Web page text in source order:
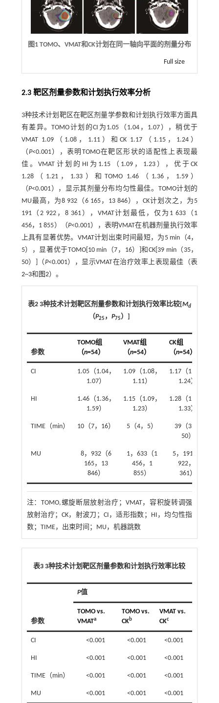
图1 TOMO、VMAT和CK计划在同一轴向平面的剂量分布
Full size
2.3 靶区剂量参数和计划执行效率分析
3种技术计划靶区在靶区剂量学参数和计划执行效率方面具
有差异。TOMO计划的CI为1.05（1.04，1.07），稍优于
VMAT 1.09（1.08，1.11）和CK 1.17（1.15，1.24）
（P<0.001），表明TOMO在靶区形状的适配性上表现最
佳。VMAT计划的HI为1.15（1.09，1.23），优于CK
1.28（1.21，1.33）和TOMO 1.46（1.36，1.59）
（P<0.001），显示其剂量分布均匀性最佳。TOMO计划的
MU最高，为8 932（6 165，13 846），CK计划次之，为5
191（2 922，8 361），VMAT计划最低，仅为1 633（1
456，1 855）（P<0.001），表明VMAT在机器剂量执行效率
上具有显著优势。VMAT计划出束时间最短，为5 min（4，
5），显著优于TOMO[10 min（7，16）]和CK[39 min（35，
50）]（P<0.001），显示VMAT在治疗效率上表现最佳（表
2~3和 图2）。
表2 3种技术计划靶区剂量参数和计划执行效率比较[Md
（P25 ，P75）]
参数
TOMO组
（n=54）
VMAT组
（n=54）
CK组
（n=54）
CI
1.05（1.04，
1.07）
1.09（1.08，
1.11）
1.17（1.15，
1.24）
HI
1.46（1.36，
1.59）
1.15（1.09，
1.23）
1.28（1.21，
1.33）
TIME（min） 10（7，16） 5（4，5）
39（35，
50）
MU
8，932（6
165，13
846）
1，633（1
456，1
855）
5，191（2
922，8
361）
注： TOMO,螺旋断层放射治疗；VMAT，容积旋转调强
放射治疗；CK，射波刀；CI，适形指数；HI，均匀性指
数；TIME，出束时间；MU，机器跳数
表3 3种技术计划靶区剂量参数和计划执行效率比较
参数
P值
TOMO vs.
VMATa
TOMO vs.
CKb
VMAT vs.
CKc
CI <0.001 <0.001 <0.001
HI <0.001 <0.001 <0.001
TIME（min） <0.001 <0.001 <0.001
MU <0.001 <0.001 <0.001